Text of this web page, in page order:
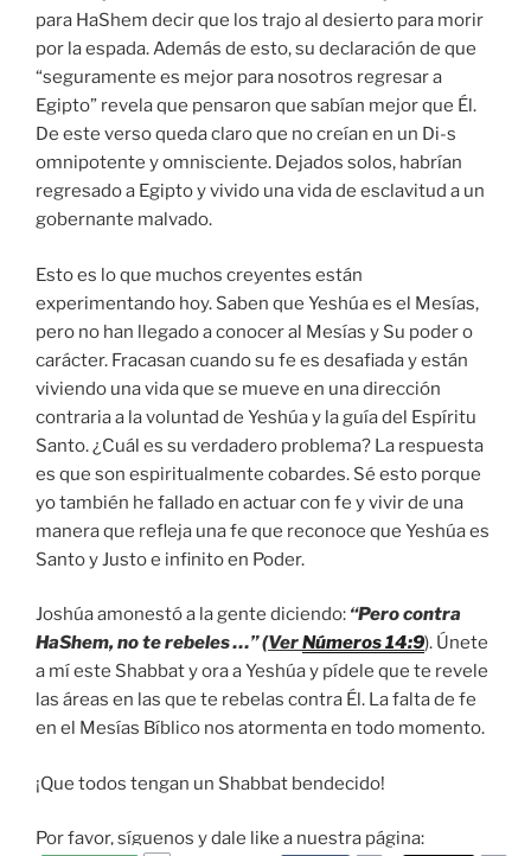
para HaShem decir que los trajo al desierto para morir
por la espada. Además de esto, su declaración de que
“seguramente es mejor para nosotros regresar a
Egipto” revela que pensaron que sabían mejor que Él.
De este verso queda claro que no creían en un Di-s
omnipotente y omnisciente. Dejados solos, habrían
regresado a Egipto y vivido una vida de esclavitud a un
gobernante malvado.
Esto es lo que muchos creyentes están
experimentando hoy. Saben que Yeshúa es el Mesías,
pero no han llegado a conocer al Mesías y Su poder o
carácter. Fracasan cuando su fe es desafiada y están
viviendo una vida que se mueve en una dirección
contraria a la voluntad de Yeshúa y la guía del Espíritu
Santo. ¿Cuál es su verdadero problema? La respuesta
es que son espiritualmente cobardes. Sé esto porque
yo también he fallado en actuar con fe y vivir de una
manera que refleja una fe que reconoce que Yeshúa es
Santo y Justo e infinito en Poder.
Joshúa amonestó a la gente diciendo: “Pero contra
HaShem, no te rebeles …” (VerNúmeros 14:9). Únete
a mí este Shabbat y ora a Yeshúa y pídele que te revele
las áreas en las que te rebelas contra Él. La falta de fe
en el Mesías Bíblico nos atormenta en todo momento.
¡Que todos tengan un Shabbat bendecido!
Por favor, síguenos y dale like a nuestra página: